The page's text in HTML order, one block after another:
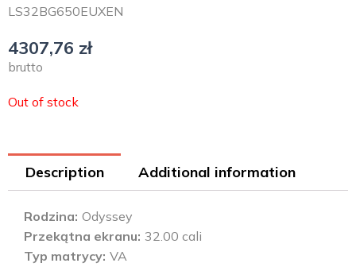
LS32BG650EUXEN
4307,76 zł
brutto
Out of stock
Description Additional information
Rodzina Odyssey
Przekątna ekranu 32.00 cali
Typ matrycy VA